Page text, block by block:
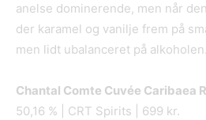
anelse dominerende, men når
der karamel og vanilje frem på
men lidt ubalanceret på
Chantal Comte Cuvée Caribaea
50,16 % | CRT Spirits | 699 kr.